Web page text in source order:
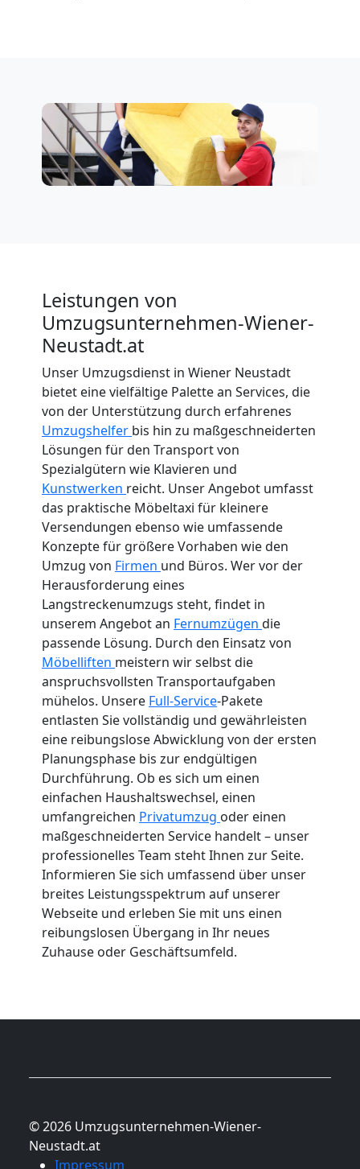
Leistungen von
Umzugsunternehmen-Wiener-
Neustadt.at
Unser Umzugsdienst in Wiener Neustadt
bietet eine vielfältige Palette an Services, die
von der Unterstützung durch erfahrenes
Umzugshelfer bis hin zu maßgeschneiderten
Lösungen für den Transport von
Spezialgütern wie Klavieren und
Kunstwerken reicht. Unser Angebot umfasst
das praktische Möbeltaxi für kleinere
Versendungen ebenso wie umfassende
Konzepte für größere Vorhaben wie den
Umzug von Firmen und Büros. Wer vor der
Herausforderung eines
Langstreckenumzugs steht, findet in
unserem Angebot an Fernumzügen die
passende Lösung. Durch den Einsatz von
Möbelliften meistern wir selbst die
anspruchsvollsten Transportaufgaben
mühelos. Unsere Full-Service-Pakete
entlasten Sie vollständig und gewährleisten
eine reibungslose Abwicklung von der ersten
Planungsphase bis zur endgültigen
Durchführung. Ob es sich um einen
einfachen Haushaltswechsel, einen
umfangreichen Privatumzug oder einen
maßgeschneiderten Service handelt – unser
professionelles Team steht Ihnen zur Seite.
Informieren Sie sich umfassend über unser
breites Leistungsspektrum auf unserer
Webseite und erleben Sie mit uns einen
reibungslosen Übergang in Ihr neues
Zuhause oder Geschäftsumfeld.
© 2026 Umzugsunternehmen-Wiener-
Neustadt.at
Impressum